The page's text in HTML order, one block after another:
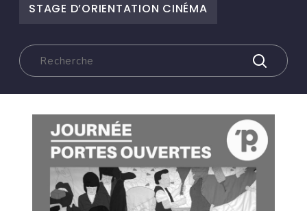
STAGE D’ORIENTATION CINÉMA